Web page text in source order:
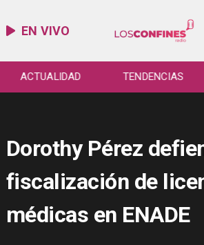
EN VIVO
ACTUALIDAD TENDENCIAS
Dorothy Pérez
fiscalización de
médicas en ENADE